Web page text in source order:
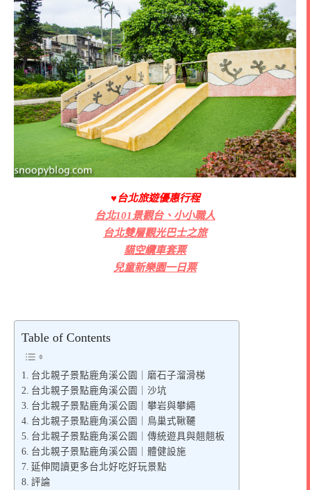
♥台北旅遊優惠行程
台北101景觀台、小小職人
台北雙層觀光巴士之旅
貓空纜車套票
兒童新樂園一日票
Table of Contents
台北親子景點鹿角溪公園｜磨石子溜滑梯
台北親子景點鹿角溪公園｜沙坑
台北親子景點鹿角溪公園｜攀岩與攀繩
台北親子景點鹿角溪公園｜鳥巢式鞦韆
台北親子景點鹿角溪公園｜傳統遊具與翹翹板
台北親子景點鹿角溪公園｜體健設施
延伸閱讀更多台北好吃好玩景點
評論